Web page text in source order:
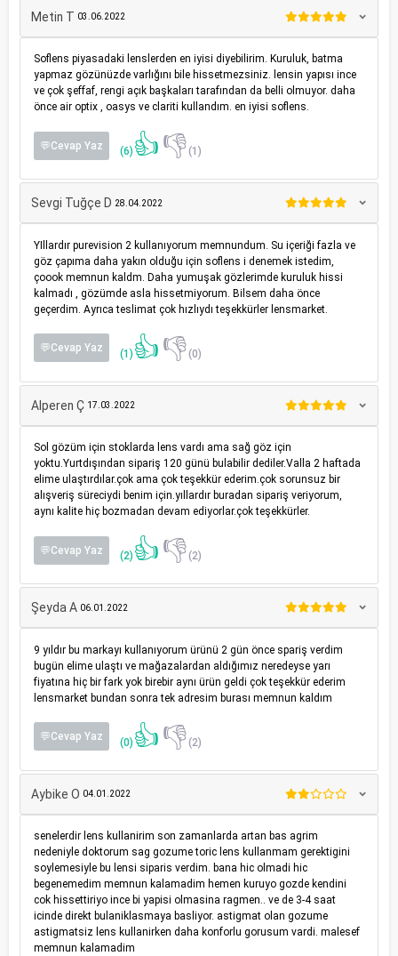
Metin T 03.06.2022
Soflens piyasadaki lenslerden en iyisi diyebilirim. Kuruluk, batma
yapmaz gözünüzde varlığını bile hissetmezsiniz. lensin yapısı ince
ve çok şeffaf, rengi açık başkaları tarafından da belli olmuyor. daha
önce air optix , oasys ve clariti kullandım. en iyisi soflens.
💬Cevap Yaz (6) 👍👎(1)
Sevgi Tuğçe D 28.04.2022
YIllardır purevision 2 kullanıyorum memnundum. Su içeriği fazla ve
göz çapıma daha yakın olduğu için soflens i denemek istedim,
çoook memnun kaldm. Daha yumuşak gözlerimde kuruluk hissi
kalmadı , gözümde asla hissetmiyorum. Bilsem daha önce
geçerdim. Ayrıca teslimat çok hızlıydı teşekkürler lensmarket.
💬Cevap Yaz (1) 👍👎(0)
Alperen Ç 17.03.2022
Sol gözüm için stoklarda lens vardı ama sağ göz için
yoktu.Yurtdışından sipariş 120 günü bulabilir dediler.Valla 2 haftada
elime ulaştırdılar.çok ama çok teşekkür ederim.çok sorunsuz bir
alışveriş süreciydi benim için.yıllardır buradan sipariş veriyorum,
aynı kalite hiç bozmadan devam ediyorlar.çok teşekkürler.
💬Cevap Yaz (2) 👍👎(2)
Şeyda A 06.01.2022
9 yıldır bu markayı kullanıyorum ürünü 2 gün önce spariş verdim
bugün elime ulaştı ve mağazalardan aldığımız neredeyse yarı
fiyatına hiç bir fark yok birebir aynı ürün geldi çok teşekkür ederim
lensmarket bundan sonra tek adresim burası memnun kaldım
💬Cevap Yaz (0) 👍👎(2)
Aybike O 04.01.2022
senelerdir lens kullanirim son zamanlarda artan bas agrim
nedeniyle doktorum sag gozume toric lens kullanmam gerektigini
soylemesiyle bu lensi siparis verdim. bana hic olmadi hic
begenemedim memnun kalamadim hemen kuruyo gozde kendini
cok hissettiriyo ince bi yapisi olmasina ragmen.. ve de 3-4 saat
icinde direkt bulaniklasmaya basliyor. astigmat olan gozume
astigmatsiz lens kullanirken daha konforlu gorusum vardi. malesef
memnun kalamadim